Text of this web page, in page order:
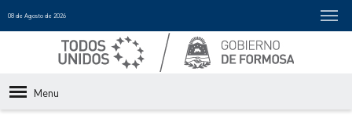
08 de Agosto de 2026
Menu